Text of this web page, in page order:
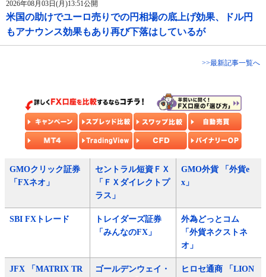
2026年08月03日(月)13:51公開
米国の助けでユーロ売りでの円相場の底上げ効果、ドル円
もアナウンス効果もあり再び下落はしているが
>>最新記事一覧へ
GMOクリック証券
「FXネオ」
セントラル短資ＦＸ
「ＦＸダイレクトプ
ラス」
GMO外貨 「外貨e
x」
SBI FXトレード
トレイダーズ証券
「みんなのFX」
外為どっとコム
「外貨ネクストネ
オ」
JFX 「MATRIX TR
ゴールデンウェイ・
ヒロセ通商 「LION